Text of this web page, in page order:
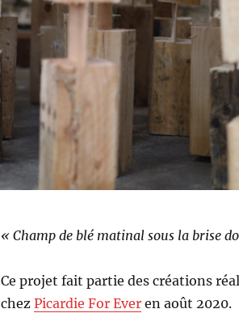
« Champ de blé matinal sous la brise
Ce projet fait partie des créations
chez Picardie For Everen août 2020.